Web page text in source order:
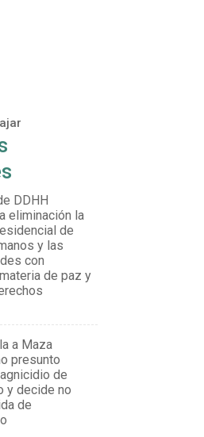
DDHH
eliminación la
de
y las
con
de paz y
a Maza
presunto
de
y decide no
de